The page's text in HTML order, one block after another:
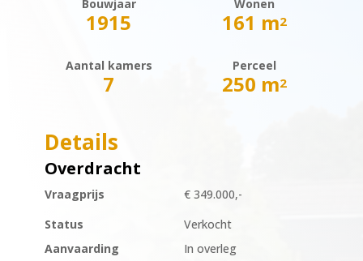
Bouwjaar
1915
Wonen
161 m2
Aantal kamers
7
Perceel
250 m2
Details
Overdracht
Vraagprijs
€ 349.000,-
Status
Verkocht
Aanvaarding
In overleg